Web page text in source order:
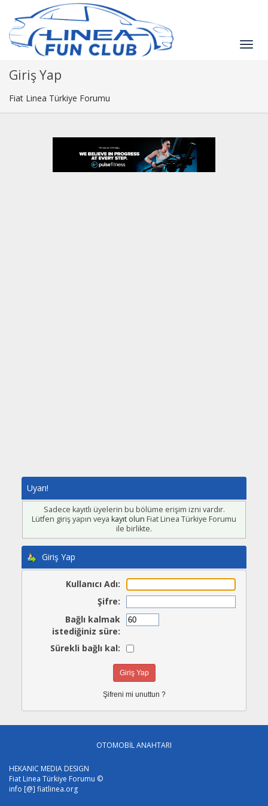
Giriş Yap
Fiat Linea Türkiye Forumu
Uyarı!
Sadece kayıtlı üyelerin bu bölüme erişim izni vardır.
Lütfen giriş yapın veya kayıt olun Fiat Linea Türkiye Forumu
ile birlikte.
Giriş Yap
Kullanıcı Adı:
Şifre:
Bağlı kalmak
istediğiniz süre:
Sürekli bağlı kal:
Şifreni mi unuttun ?
OTOMOBİL ANAHTARI
HEKANIC MEDIA DESIGN
Fiat Linea Türkiye Forumu ©
info [@] fiatlinea.org